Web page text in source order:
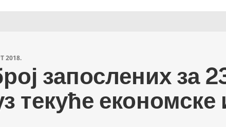
2018.
запослених за
текуће економске